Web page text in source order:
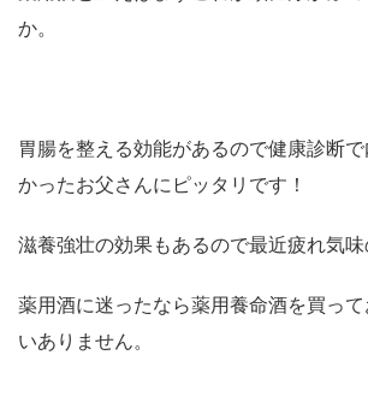
か。
胃腸を整える効能があるので健康診断
かったお父さんにピッタリです！
滋養強壮の効果もあるので最近疲れ気
薬用酒に迷ったなら薬用養命酒を買っ
いありません。